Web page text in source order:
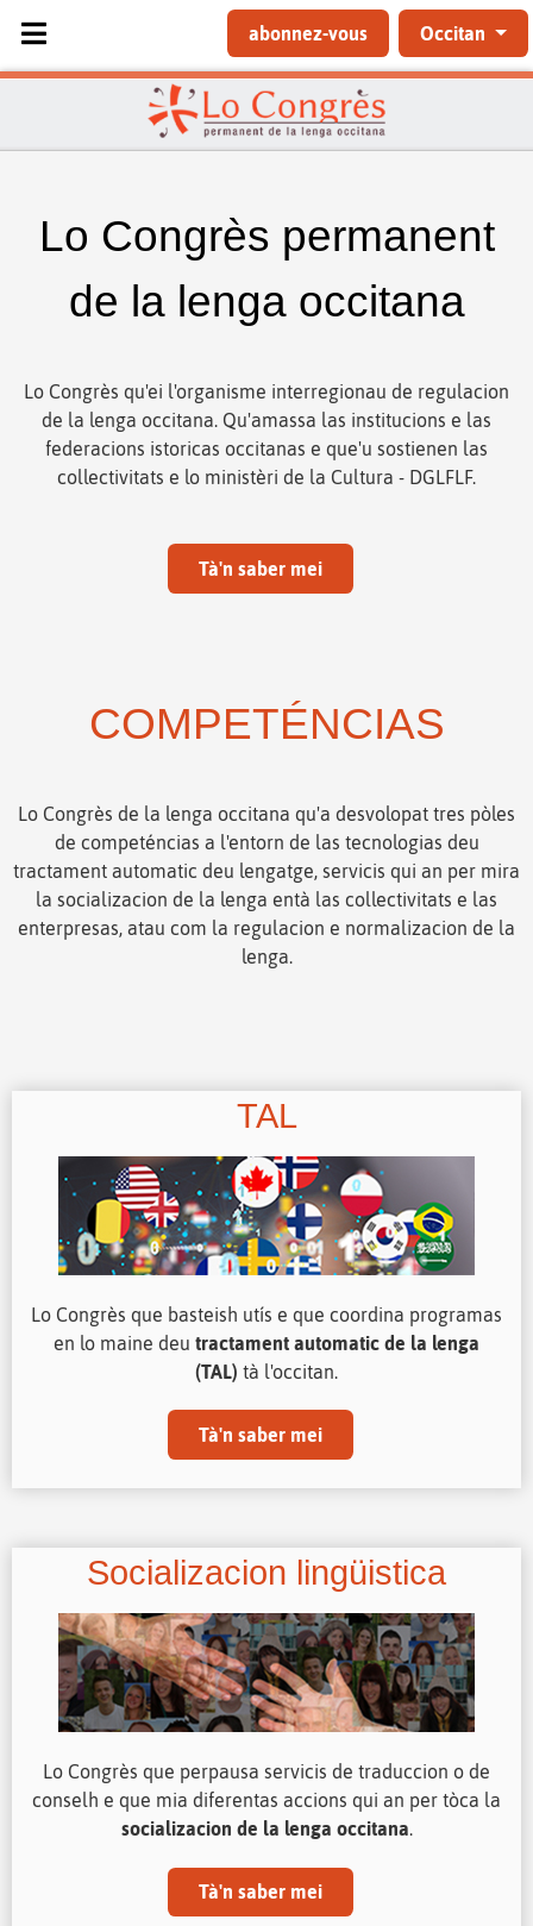
Sélectionnez votre langue
abonnez-vous Occitan
Lo Congrès permanent
de la lenga occitana
Lo Congrès qu'ei l'organisme interregionau de regulacion
de la lenga occitana. Qu'amassa las institucions e las
federacions istoricas occitanas e que'u sostienen las
collectivitats e lo ministèri de la Cultura - DGLFLF.
Tà'n saber mei
COMPETÉNCIAS
Lo Congrès de la lenga occitana qu'a desvolopat tres pòles
de competéncias a l'entorn de las tecnologias deu
tractament automatic deu lengatge, servicis qui an per mira
la socializacion de la lenga entà las collectivitats e las
enterpresas, atau com la regulacion e normalizacion de la
lenga.
TAL
Lo Congrès que basteish utís e que coordina programas
en lo maine deu tractament automatic de la lenga
(TAL) tà l'occitan.
Tà'n saber mei
Socializacion lingüistica
Lo Congrès que perpausa servicis de traduccion o de
conselh e que mia diferentas accions qui an per tòca la
socializacion de la lenga occitana.
Tà'n saber mei